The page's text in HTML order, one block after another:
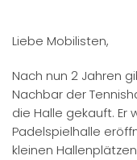
Liebe Mobilisten,
Nach nun 2 Jahren
Nachbar der
die Halle gekauft. Er
Padelspielhalle
kleinen